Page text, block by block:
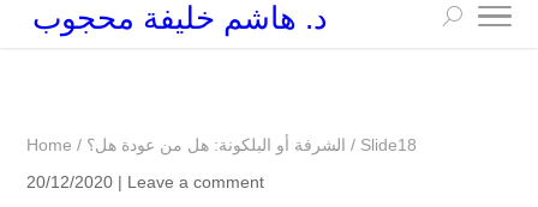
د. هاشم خليفة محجوب
Home / الشرفة أو البلكونة: هل من عودة هل؟ / Slide18
20/12/2020 | Leave a comment